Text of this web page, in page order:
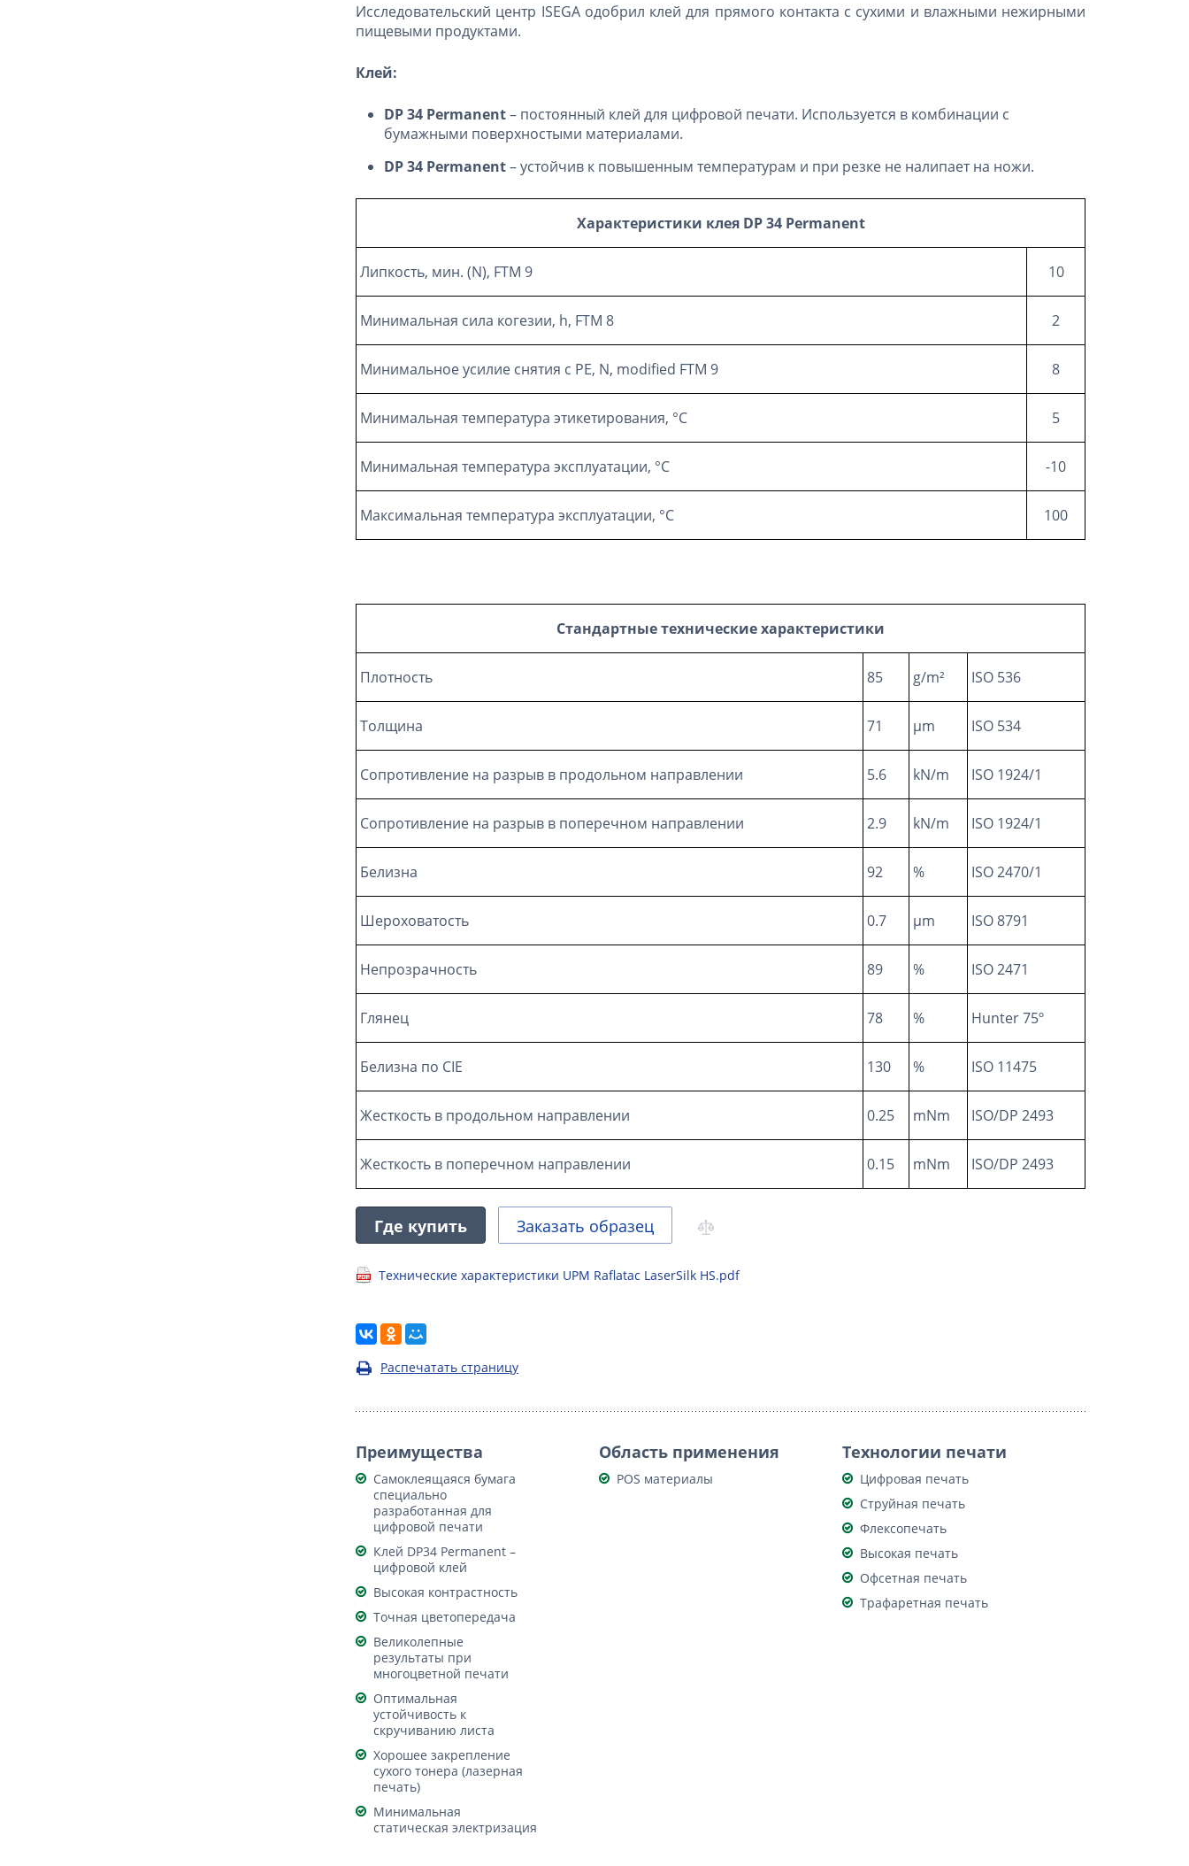
Исследовательский центр ISEGA одобрил клей для прямого контакта с сухими и влажными нежирными
пищевыми продуктами.
Клей:
DP34 Permanent– постоянный клей для цифровой печати. Используется в комбинации с
бумажными поверхностыми материалами.
DP34 Permanent– устойчив к повышенным температурам и при резке не налипает на ножи.
Характеристики клея DP 34 Permanent
Липкость, мин. (N), FTM 9 10
Минимальная сила когезии, h, FTM 8 2
Минимальное усилие снятия с РЕ, N, modified FTM 9 8
Минимальная температура этикетирования, °C 5
Минимальная температура эксплуатации, °C -10
Максимальная температура эксплуатации, °C 100
Стандартные технические характеристики
Плотность 85 g/m² ISO 536
Толщина 71 µm ISO 534
Сопротивление на разрыв в продольном направлении 5.6 kN/m ISO 1924/1
Сопротивление на разрыв в поперечном направлении 2.9 kN/m ISO 1924/1
Белизна 92 % ISO 2470/1
Шероховатость 0.7 µm ISO 8791
Непрозрачность 89 % ISO 2471
Глянец 78 % Hunter 75º
Белизна по CIE 130 % ISO 11475
Жесткость в продольном направлении 0.25 mNm ISO/DP 2493
Жесткость в поперечном направлении 0.15 mNm ISO/DP 2493
Где купить Заказать образец
Технические характеристики UPM Raflatac LaserSilk HS.pdf
Распечатать страницу
Преимущества
Cамоклеящаяся бумага
специально
разработанная для
цифровой печати
Клей DP34 Permanent –
цифровой клей
Высокая контрастность
Точная цветопередача
Великолепные
результаты при
многоцветной печати
Оптимальная
устойчивость к
скручиванию листа
Хорошее закрепление
сухого тонера (лазерная
печать)
Минимальная
статическая электризация
Область применения
POS материалы
Технологии печати
Цифровая печать
Струйная печать
Флексопечать
Высокая печать
Офсетная печать
Трафаретная печать